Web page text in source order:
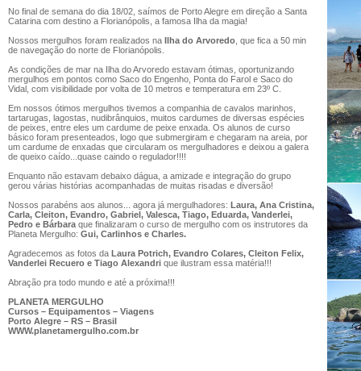
No final de semana do dia 18/02, saímos de Porto Alegre em direção a Santa
Catarina com destino a Florianópolis, a famosa Ilha da magia!
Nossos mergulhos foram realizados na Ilha do Arvoredo , que fica a 50 min
de navegação do norte de Florianópolis.
As condições de mar na Ilha do Arvoredo estavam ótimas, oportunizando
mergulhos em pontos como Saco do Engenho, Ponta do Farol e Saco do
Vidal, com visibilidade por volta de 10 metros e temperatura em 23º C.
Em nossos ótimos mergulhos tivemos a companhia de cavalos marinhos,
tartarugas, lagostas, nudibrânquios, muitos cardumes de diversas espécies
de peixes, entre eles um cardume de peixe enxada. Os alunos de curso
básico foram presenteados, logo que submergiram e chegaram na areia, por
um cardume de enxadas que circularam os mergulhadores e deixou a galera
de queixo caído...quase caindo o regulador!!!!
Enquanto não estavam debaixo dágua, a amizade e integração do grupo
gerou várias histórias acompanhadas de muitas risadas e diversão!
Nossos parabéns aos alunos... agora já mergulhadores: Laura, Ana Cristina,
Carla, Cleiton, Evandro, Gabriel, Valesca, Tiago, Eduarda, Vanderlei,
Pedro e Bárbara que finalizaram o curso de mergulho com os instrutores da
Planeta Mergulho: Gui, Carlinhos e Charles.
Agradecemos as fotos da Laura Potrich, Evandro Colares, Cleiton Felix,
Vanderlei Recuero e Tiago Alexandri que ilustram essa matéria!!!
Abração pra todo mundo e até a próxima!!!
PLANETA MERGULHO
Cursos – Equipamentos – Viagens
Porto Alegre – RS – Brasil
WWW.planetamergulho.com.br